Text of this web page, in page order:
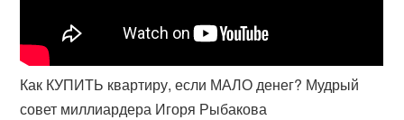
Как КУПИТЬ квартиру, если МАЛО денег? Мудрый
совет миллиардера Игоря Рыбакова